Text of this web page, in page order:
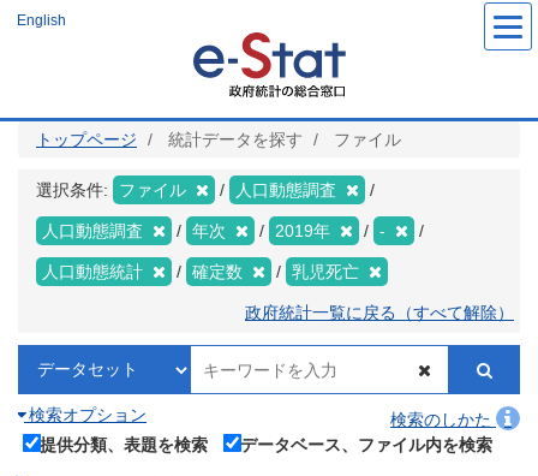
ツ
English
トップページ 統計データを探す ファイル
選択条件: ファイル 人口動態調査
人口動態調査 年次 2019年 -
人口動態統計 確定数 乳児死亡
政府統計一覧に戻る（すべて解除）
検索オプション
検索のしかた
提供分類、表題を検索
データベース、ファイル内を検索